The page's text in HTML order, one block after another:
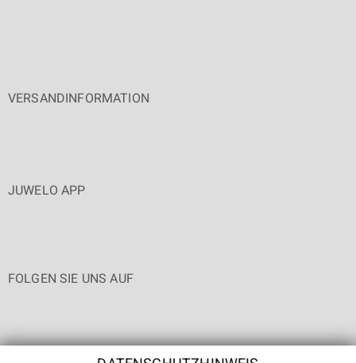
VERSANDINFORMATION
JUWELO APP
FOLGEN SIE UNS AUF